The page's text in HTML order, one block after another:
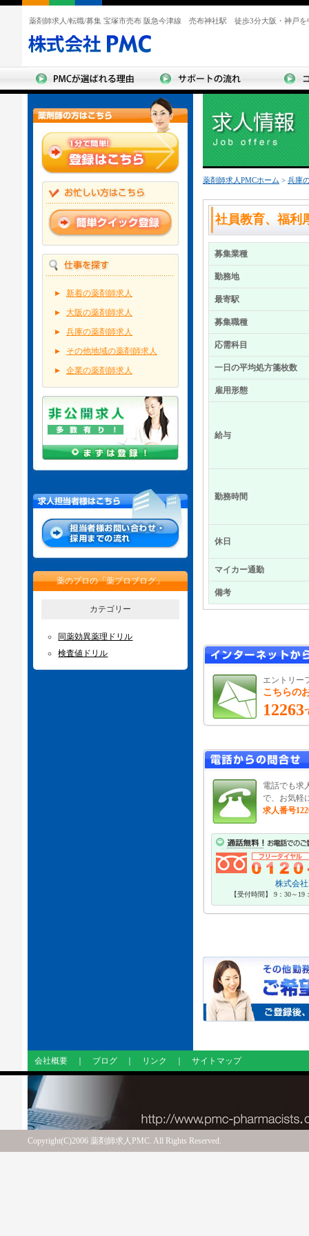
薬剤師求人/転職/募集 宝塚市売布 阪急今津線 売布神社駅 徒歩3分大阪・神戸を
新着の薬剤師求人
大阪の薬剤師求人
兵庫の薬剤師求人
その他地域の薬剤師求人
企業の薬剤師求人
薬のプロの「薬プロブログ」
カテゴリー
同薬効異薬理ドリル
検査値ドリル
薬剤師求人PMCホーム > 兵庫
社員教育、福利
募集業種
勤務地
最寄駅
募集職種
応需科目
一日の平均処方箋枚数
雇用形態
給与
勤務時間
休日
マイカー通勤
備考
エントリー
こちらの
12263
電話でも求
で、お気軽
求人番号
株式会
【受付時間】 9：30～
会社概要 ブログ リンク サイトマップ
Copyright(C)2006 薬剤師求人PMC. All Rights Reserved.